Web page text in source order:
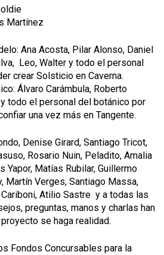
Martínez
Ana Acosta, Pilar Alonso, Daniel
Leo, Walter y todo el personal
crear Solsticio en Caverna.
Álvaro Carámbula, Roberto
todo el personal del botánico por
una vez más en Tangente.
Denise Girard, Santiago Tricot,
Rosario Nuin, Peladito, Amalia
Yapor, Matías Rubilar, Guillermo
Martín Verges, Santiago Massa,
Atilio Sastre y a todas las
preguntas, manos y charlas han
se haga realidad.
Fondos Concursables para la